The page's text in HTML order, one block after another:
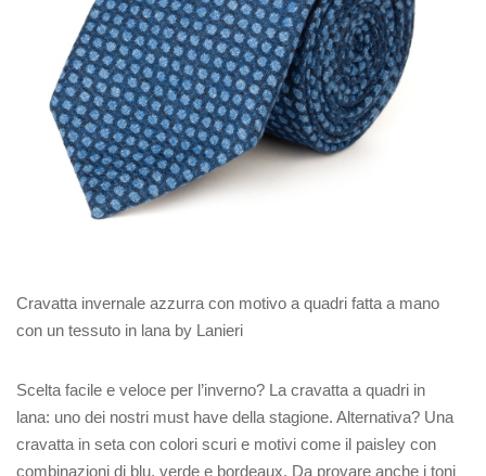
Cravatta invernale azzurra con motivo a quadri fatta a mano
con un tessuto in lana by Lanieri
Scelta facile e veloce per l’inverno? La cravatta a quadri in
lana: uno dei nostri must have della stagione. Alternativa? Una
cravatta in seta con colori scuri e motivi come il paisley con
combinazioni di blu, verde e bordeaux. Da provare anche i toni